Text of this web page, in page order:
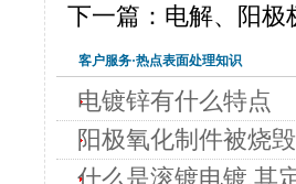
下一篇：电解、阳极
客户服务·热点表面处理知识
电镀锌有什么特点
阳极氧化制件被烧
什么是滚镀电镀,其